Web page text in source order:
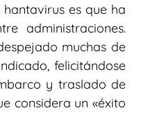
es que ha
administraciones.
muchas de
felicitándose
y traslado de
considera un «éxito